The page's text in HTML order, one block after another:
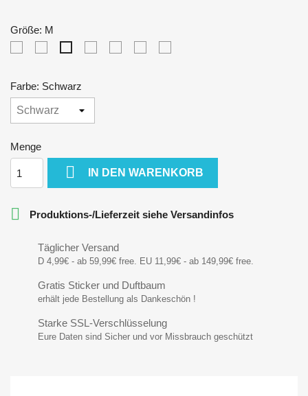
Größe: M
Farbe: Schwarz
Menge
 IN DEN WARENKORB
 Produktions-/Lieferzeit siehe Versandinfos
Täglicher Versand
D 4,99€ - ab 59,99€ free. EU 11,99€ - ab 149,99€ free.
Gratis Sticker und Duftbaum
erhält jede Bestellung als Dankeschön !
Starke SSL-Verschlüsselung
Eure Daten sind Sicher und vor Missbrauch geschützt